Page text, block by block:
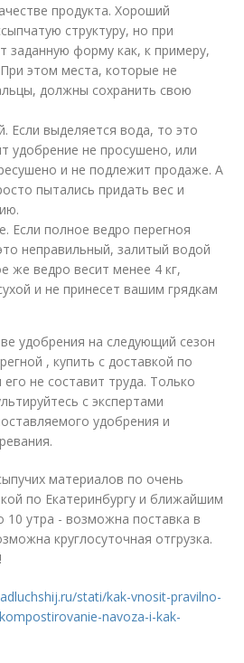
продукта. Хороший
структуру, но при
заданную форму как, к примеру,
При этом места, которые не
должны сохранить свою
Если выделяется вода, то это
удобрение не просушено, или
и не подлежит продаже. А
пытались придать вес и
Если полное ведро перегноя
неправильный, залитый водой
же ведро весит менее 4 кг,
и не принесет вашим грядкам
удобрения на следующий сезон
, купить с доставкой по
не составит труда. Только
с экспертами
удобрения и
материалов по очень
по Екатеринбургу и ближайшим
10 утра - возможна поставка в
круглосуточная отгрузка.
stati/kak-vnosit-pravilno-
navoza-i-kak-